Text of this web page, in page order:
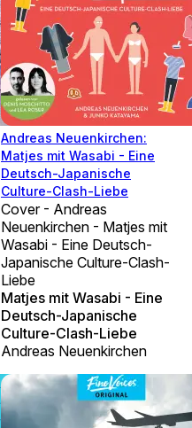
Andreas Neuenkirchen:
Matjes mit Wasabi - Eine
Deutsch-Japanische
Culture-Clash-Liebe
Cover - Andreas
Neuenkirchen - Matjes mit
Wasabi - Eine Deutsch-
Japanische Culture-Clash-
Liebe
Matjes mit Wasabi - Eine
Deutsch-Japanische
Culture-Clash-Liebe
Andreas Neuenkirchen